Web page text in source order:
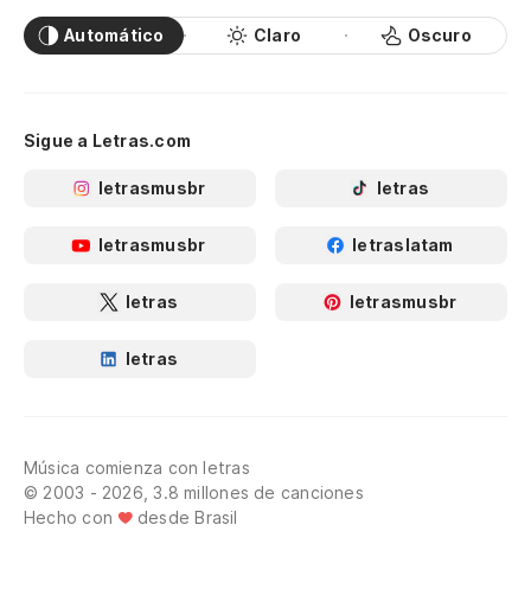
Automático Claro Oscuro
Sigue a Letras.com
letrasmusbr letras
letrasmusbr letraslatam
letras letrasmusbr
letras
Música comienza con letras
© 2003 - 2026, 3.8 millones de canciones
Hecho con
desde Brasil